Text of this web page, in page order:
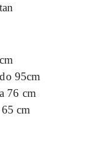
95cm
76 cm
cm